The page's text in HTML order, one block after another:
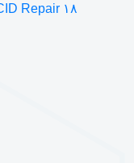
JCID Repair۱۸ شهریور ۱۴۰۳